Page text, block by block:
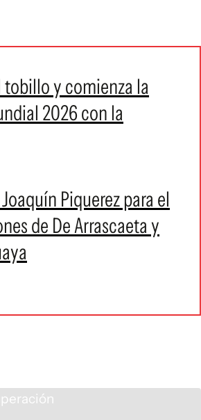
tobillo y comienza la
2026 con la
Piquerez para el
de De Arrascaeta y